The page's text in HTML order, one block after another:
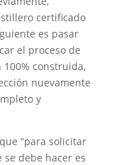
certificado
es pasar
el proceso de
construida,
nuevamente
y
“para solicitar
debe hacer es